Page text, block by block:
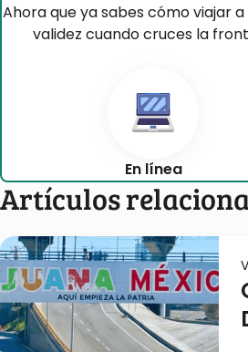
Ahora que ya sabes cómo viajar
validez cuando cruces la
En línea
Artículos